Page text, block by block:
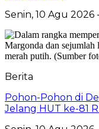
Senin, 10 Agu 2026
Berita
Pohon-Pohon di
Jelang HUT ke-81